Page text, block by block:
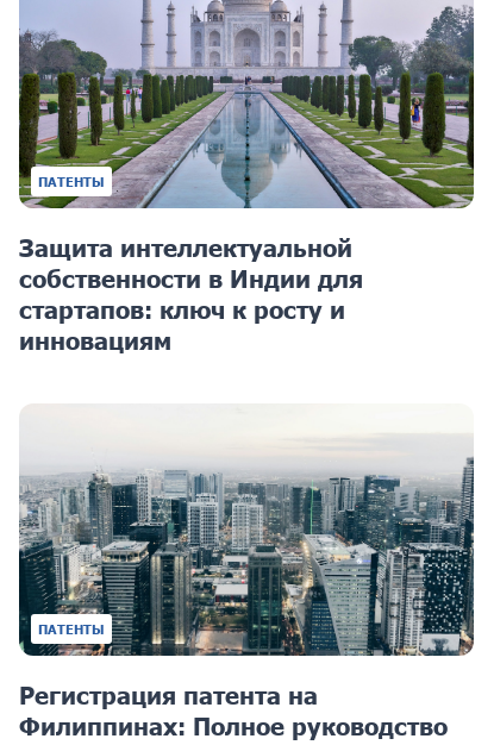
ПАТЕНТЫ
Защита интеллектуальной
собственности в Индии для
стартапов: ключ к росту и
инновациям
ПАТЕНТЫ
Регистрация патента на
Филиппинах: Полное руководство